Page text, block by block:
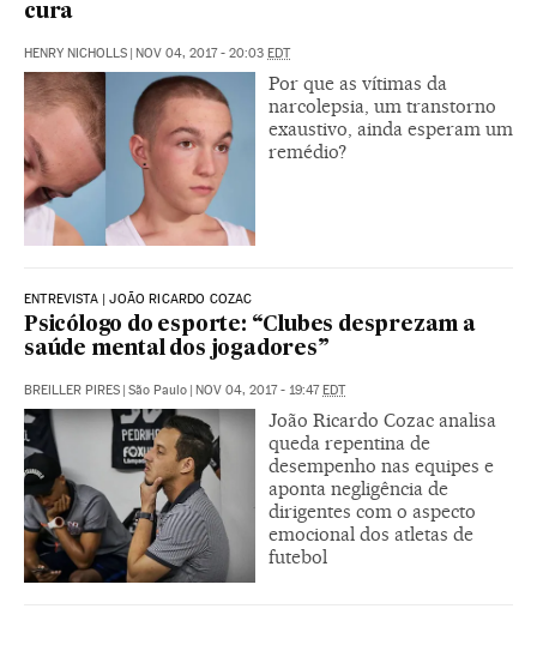
cura
HENRY NICHOLLS | NOV 04, 2017 - 20:03 EDT
Por que as vítimas da
narcolepsia, um transtorno
exaustivo, ainda esperam um
remédio?
ENTREVISTA | JOÃO RICARDO COZAC
Psicólogo do esporte: “Clubes desprezam a
saúde mental dos jogadores”
BREILLER PIRES | São Paulo | NOV 04, 2017 - 19:47EDT
João Ricardo Cozac analisa
queda repentina de
desempenho nas equipes e
aponta negligência de
dirigentes com o aspecto
emocional dos atletas de
futebol